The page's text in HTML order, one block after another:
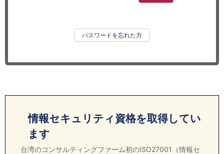
パスワードを忘れた方
情報セキュリティ資格を取得してい
ます
台湾のコンサルティングファーム初のISO27001（情報セ